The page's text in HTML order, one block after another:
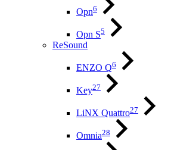
Opn6
Opn S5
ReSound
ENZO Q6
Key27
LiNX Quattro27
Omnia28